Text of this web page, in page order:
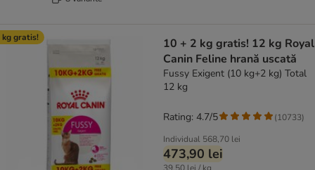
kg gratis!
10 + 2 kg gratis! 12 kg Royal
Canin Feline hrană uscată
Fussy Exigent (10 kg+2 kg) Total
12 kg
Individual 568,70 lei
473,90 lei
Rating: 4.7/5 (10733)